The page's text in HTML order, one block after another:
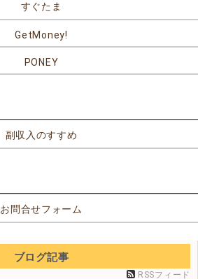
すぐたま
GetMoney!
PONEY
副収入のすすめ
お問合せフォーム
ブログ記事
RSSフィード